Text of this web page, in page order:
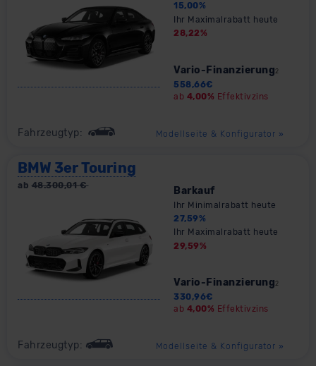
15,00%
Ihr Maximalrabatt heute
28,22%
Vario-Finanzierung 2
558,66€
ab 4,00% Effektivzins
Fahrzeugtyp: Modellseite & Konfigurator »
BMW 3er Touring
ab 48.300,01€ Barkauf
Ihr Minimalrabatt heute
27,59%
Ihr Maximalrabatt heute
29,59%
Vario-Finanzierung2
330,96€
ab 4,00% Effektivzins
Fahrzeugtyp: Modellseite & Konfigurator »